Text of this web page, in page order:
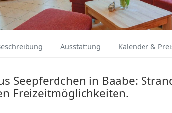
Ausstattung Kalender &
Seepferdchen in Baabe:
Freizeitmöglichkeiten.